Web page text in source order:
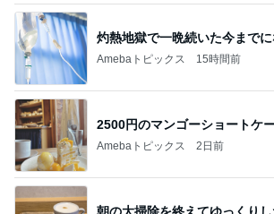
灼熱地獄で一晩続いた今まで
Amebaトピックス 15時間前
2500円のマンゴーショートケ
Amebaトピックス 2日前
朝の大掃除を終えてゆっくり